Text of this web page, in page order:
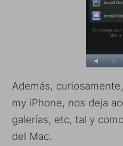
Además,
my iPhone, nos deja
galerías, etc, tal y
del Mac.